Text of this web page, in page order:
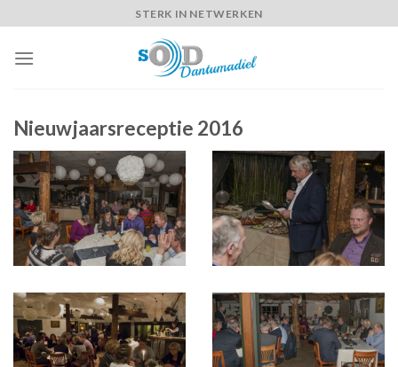
to
content
STERK IN NETWERKEN
Nieuwjaarsreceptie 2016